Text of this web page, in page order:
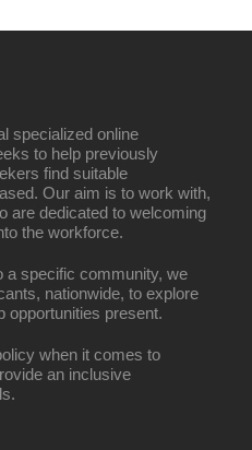
specialized online
to help previously
find suitable
Our aim is to work with,
are dedicated to welcoming
the workforce.
a specific community, we
nationwide, to explore
opportunities present.
when it comes to
an inclusive